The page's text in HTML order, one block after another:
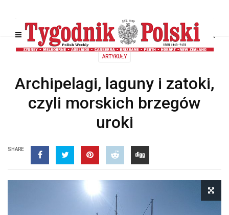
ARTYKUŁY
Archipelagi, laguny i zatoki,
czyli morskich brzegów
uroki
SHARE